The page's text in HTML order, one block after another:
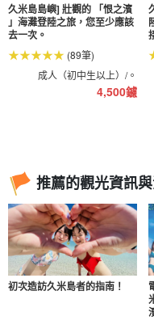
久米島島嶼] 壯觀的 「恨之濱
」海灘登陸之旅，您至少應該
去一次。
(89筆)
成人（初中生以上）/。
4,500鑢
推薦的觀光資訊
初次造訪久米島者的指南！